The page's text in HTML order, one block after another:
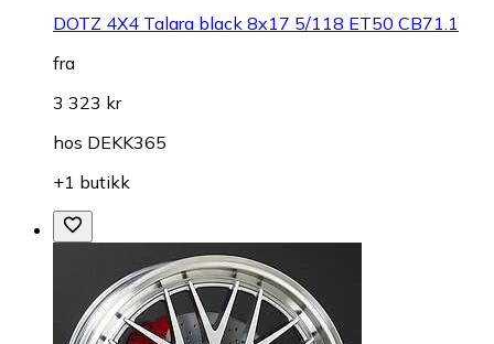
DOTZ 4X4 Talara black 8x17 5/118 ET50 CB71.1
fra
3 323 kr
hos DEKK365
+1 butikk